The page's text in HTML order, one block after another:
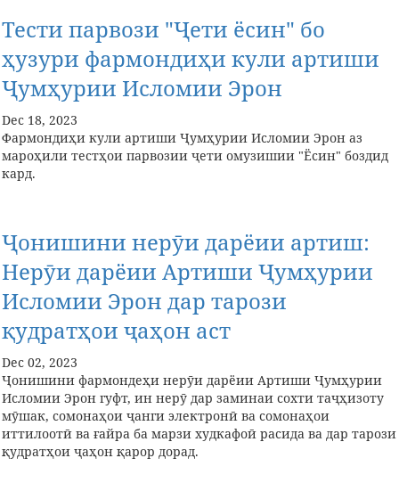
Тести парвози "Ҷети ёсин" бо
ҳузури фармондиҳи кули артиши
Ҷумҳурии Исломии Эрон
Dec 18, 2023
Фармондиҳи кули артиши Ҷумҳурии Исломии Эрон аз
мароҳили тестҳои парвозии ҷети омузишии "Ёсин" боздид
кард.
Ҷонишини нерӯи дарёии артиш:
Нерӯи дарёии Артиши Ҷумҳурии
Исломии Эрон дар тарози
қудратҳои ҷаҳон аст
Dec 02, 2023
Ҷонишини фармондеҳи нерӯи дарёии Артиши Ҷумҳурии
Исломии Эрон гуфт, ин нерӯ дар заминаи сохти таҷҳизоту
мӯшак, сомонаҳои ҷанги электронӣ ва сомонаҳои
иттилоотӣ ва ғайра ба марзи худкафоӣ расида ва дар тарози
қудратҳои ҷаҳон қарор дорад.